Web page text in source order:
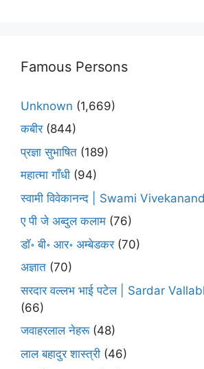
Famous Persons
Unknown (1,669)
कबीर(844)
प्रज्ञा सुभाषित (189)
महात्मा गाँधी (94)
स्वामी विवेकानन्द | Swami
ए पी जे अब्दुल कलाम (76)
डॉ॰ बी॰ आर॰ अम्बेडकर(70)
अज्ञात (70)
सरदार वल्लभ भाई पटेल | Sardar
(66)
जवाहरलाल नेहरू(48)
लाल बहादुर शास्त्री (46)